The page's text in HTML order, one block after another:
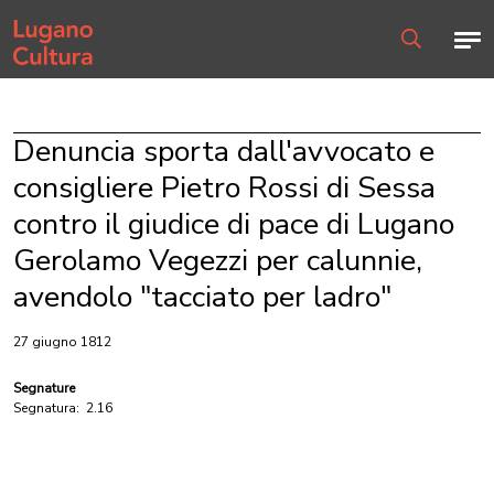
Home page
Denuncia sporta dall'avvocato e
consigliere Pietro Rossi di Sessa
contro il giudice di pace di Lugano
Gerolamo Vegezzi per calunnie,
avendolo "tacciato per ladro"
27 giugno 1812
Segnature
Segnatura: 2.16